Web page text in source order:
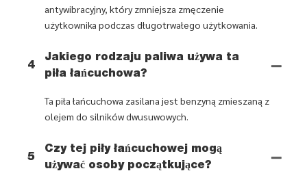
antywibracyjny, który zmniejsza zmęczenie
użytkownika podczas długotrwałego użytkowania.
4
Jakiego rodzaju paliwa używa ta
piła łańcuchowa?
Ta piła łańcuchowa zasilana jest benzyną zmieszaną z
olejem do silników dwusuwowych.
5
Czy tej piły łańcuchowej mogą
używać osoby początkujące?